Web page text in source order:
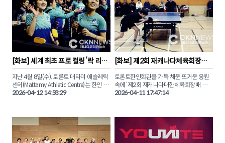
원의원, 릴리 쳉 시의원 등 한인 사회에 친
숙한 정재계 주요 인사들이 대거 참석하며
아시아계 커뮤니티가 토론토의 성장을 이
끄는 핵심 원동력임을 입증하는 시간을 가
특히 전통 사자춤으로 포문을 연 현장은 세
대와 국적을 초월해 아시아의 유구한 전통
을 공유하는 화합의 장으로 거듭났다.
이번 행사에서 선보인 K-푸드와 K-팝 커버
댄스팀 ‘SeaGalz’의 무대는 축제의 열기를
한인 업계를 대표해 CKN뉴스(캐나다코리
안뉴스)와 비즈팝사인이  후원으로 참여하
기도 했다. 본보와 함께 노스욕의 심장부를
했으나 하프타임 및 경기 전후에 다양한 아
시아 민족 행사가 열러 마더스데이를 맞아
경기장을 찾은 관중들에게 특별한 감동을
선사했다.
CKN뉴스(캐나다코리안뉴스)는 이날 진행
된 캐나다 판소리센터 이상아 음악감독의
'오 캐나다' 열창과 AFC공동창립자 브랜다
하의 토큰 토스, 한국계 AFC 토론토 에이스
사만다 창을 모습을 사진에 담았다 .
'아시아 문화유산의 날' 기념행사와 함께 펼
[화보] 세계 최초 프로 컬링 ‘락 리그’
대한민국 김민지, 설예은 출전
지난 4월 8일(수), 토론토 매타미 애슬레틱
센터(Mattamy Athletic Centre)는 한인 동
포들의 뜨거운 함성으로 가득 찼다. 세계 최
지와 설예은이 출전했기 때문이다.
팀 타이푼(Team Typhoon) 소속으로 나
선 두 선수는 스웨덴의 안나 하셀보리, 일본
2026-04-12 14:58:29
[화보] 제2회 재캐나다체육회장배
탁구대회 '종목별 수상자'
토론토한인회관을 가득 채운 뜨거운 응원
속에 ‘제2회 재캐나다대한체육회장배 탁구
대회’의 종목별 주인공들이 가려졌습니다.
제107회 전국체육대회 캐나다 대표 선발
전을 겸해 그 어느 때보다 치열한 승부와 감
동의 드라마가 펼쳐졌습니다.
2026-04-11 17:47:14